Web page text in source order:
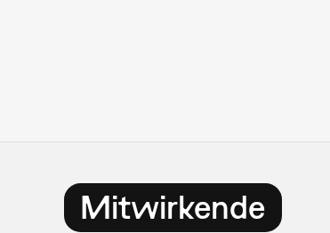
Mitwirkende